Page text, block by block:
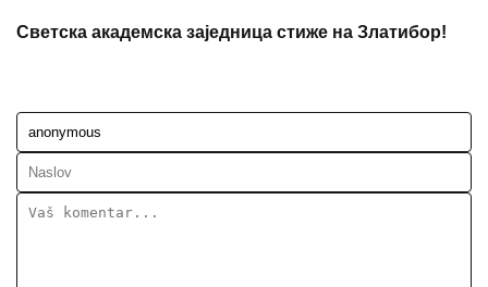
Светска академска заједница стиже на Златибор!